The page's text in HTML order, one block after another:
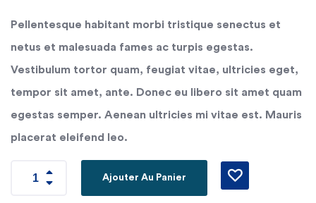
Pellentesque habitant morbi tristique senectus et
netus et malesuada fames ac turpis egestas.
Vestibulum tortor quam, feugiat vitae, ultricies eget,
tempor sit amet, ante. Donec eu libero sit amet quam
egestas semper. Aenean ultricies mi vitae est. Mauris
placerat eleifend leo.
Ajouter Au Panier